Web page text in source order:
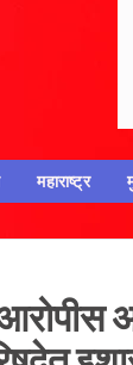
महाराष्ट्र